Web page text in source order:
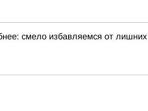
смело избавляемся от